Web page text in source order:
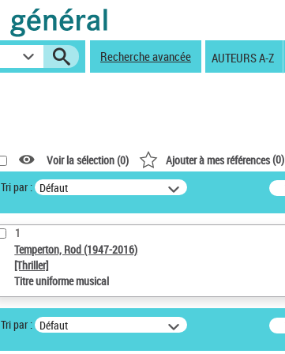
Recherche avancée AUTEURS A-Z
Voir la sélection (0) Ajouter à mes références(0)
Tri par : Défaut
1
Temperton, Rod (1947-2016)
[Thriller]
Titre uniforme musical
Tri par : Défaut